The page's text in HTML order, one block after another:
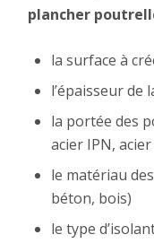
plancher
la surface à
l’épaisseur de
la portée des
acier IPN, acier
le matériau
béton, bois)
le type